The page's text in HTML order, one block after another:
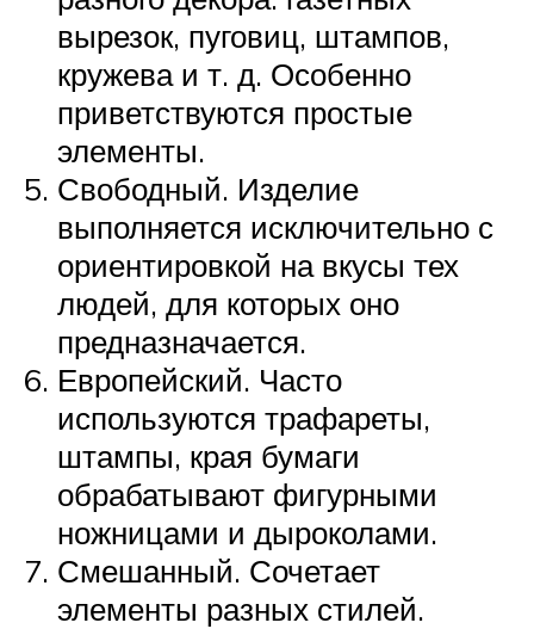
вырезок, пуговиц, штампов,
кружева и т. д. Особенно
приветствуются простые
элементы.
Свободный. Изделие
выполняется исключительно с
ориентировкой на вкусы тех
людей, для которых оно
предназначается.
Европейский. Часто
используются трафареты,
штампы, края бумаги
обрабатывают фигурными
ножницами и дыроколами.
Смешанный. Сочетает
элементы разных стилей.